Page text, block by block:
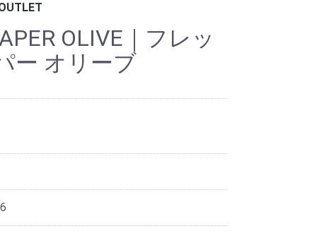
ード
ース
ュ
枚）
ース
ース
ップ/バブル
ーツ
ローブ
ナー
セサリー
帽子/アパレ
カー
ーチ
エリー
OLIVE｜フレッ
ー オリーブ